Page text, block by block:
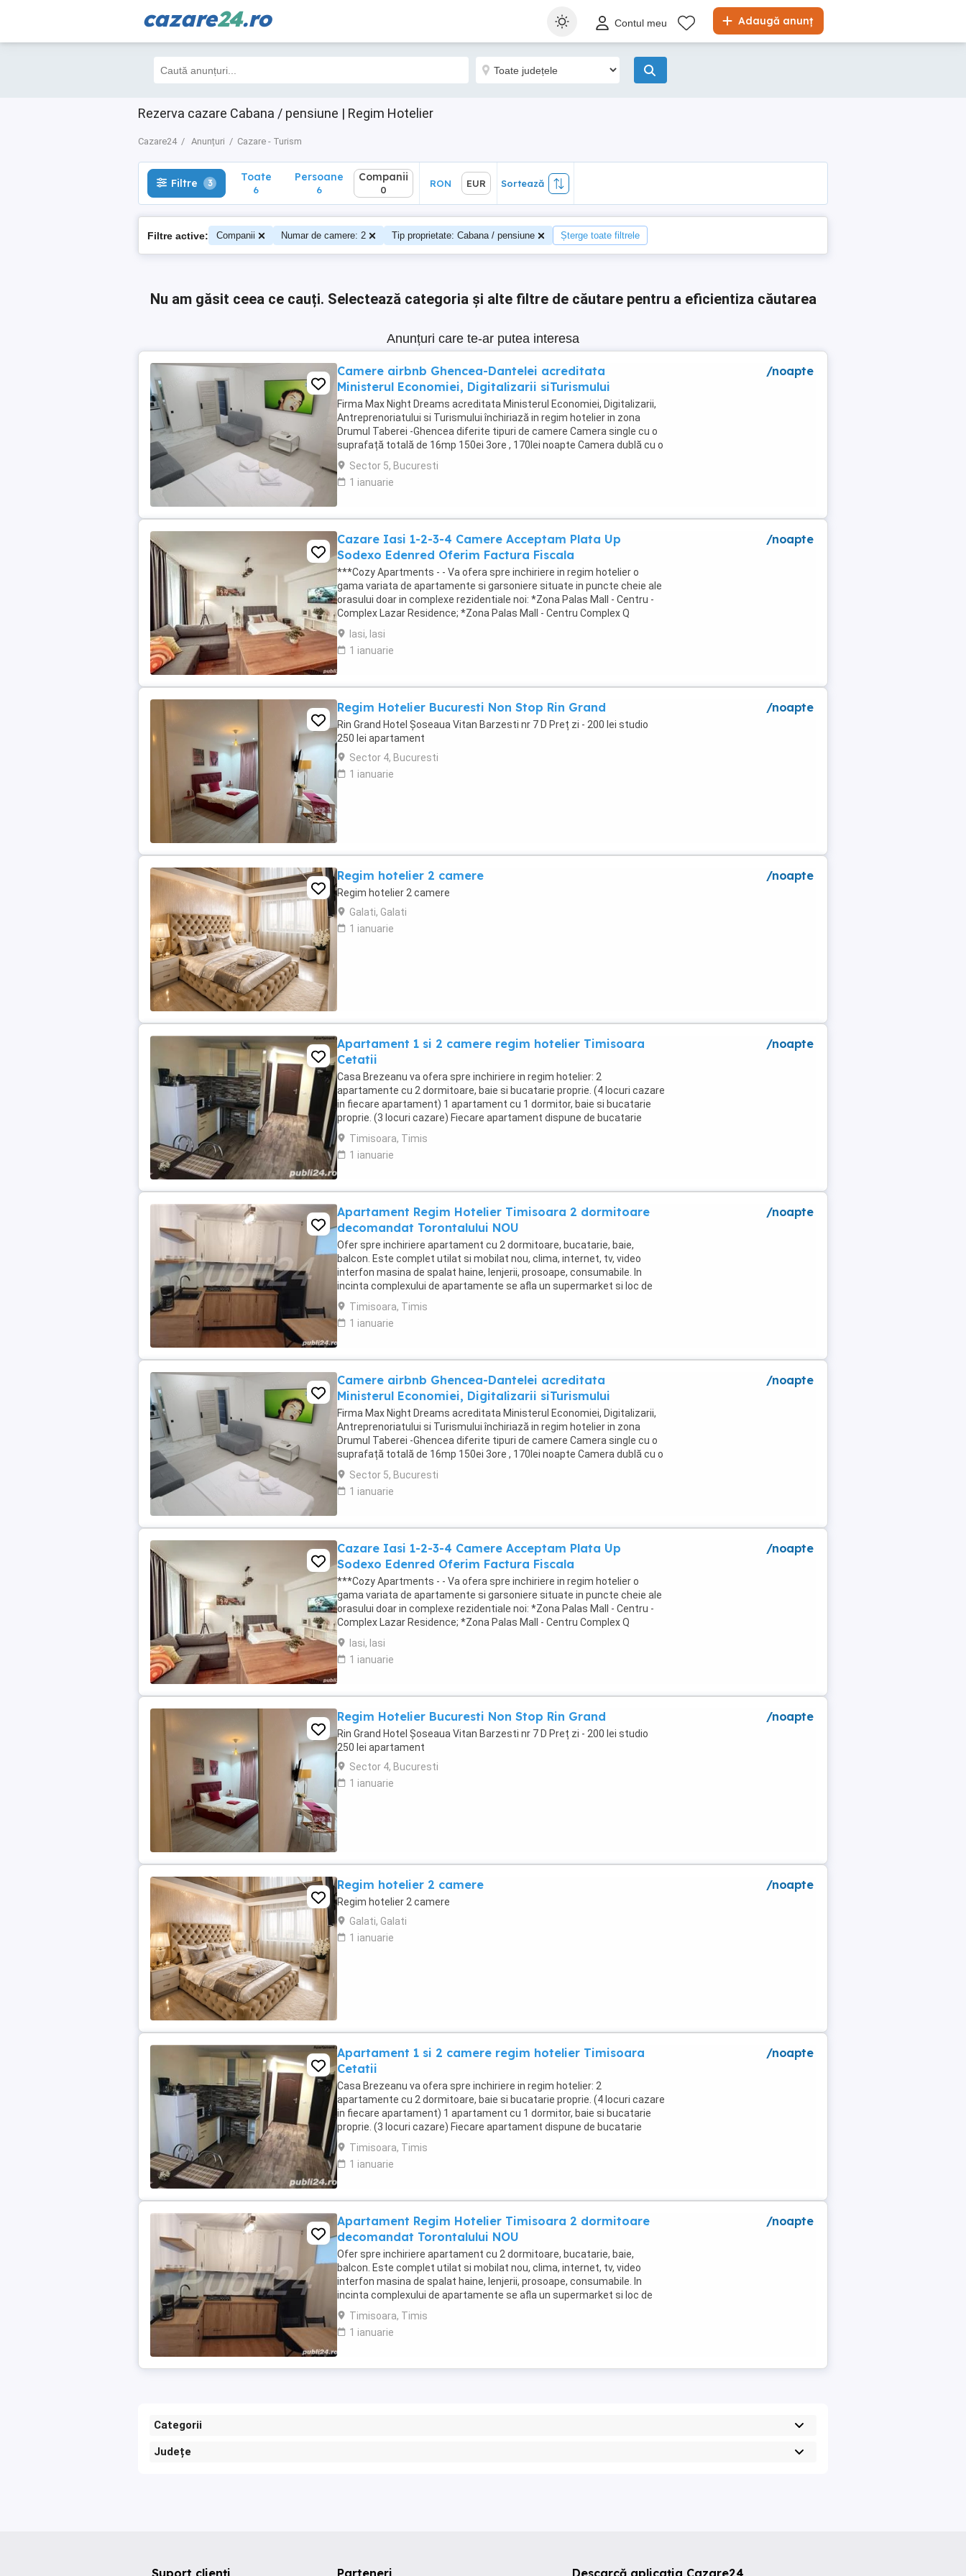
cazare24.ro Adaugă anunț
Contul meu
Rezerva cazare Cabana / pensiune | Regim Hotelier
Cazare24 Anunțuri Cazare - Turism
Filtre 3 Toate
6
Filtre 3 Toate
6
Persoane
6
Companii
0
RON EUR Sortează
Filtre active: Companii Numar de camere: 2 Tip proprietate: Cabana / pensiune Șterge toate filtrele
Nu am găsit ceea ce cauți. Selectează categoria și alte filtre de căutare pentru a eficientiza căutarea
Anunțuri care te-ar putea interesa
Camere airbnb Ghencea-Dantelei acreditata
Ministerul Economiei, Digitalizarii siTurismului
Firma Max Night Dreams acreditata Ministerul Economiei, Digitalizarii,
Antreprenoriatului si Turismului închiriază in regim hotelier in zona
Drumul Taberei -Ghencea diferite tipuri de camere Camera single cu o
suprafață totală de 16mp 150ei 3ore , 170lei noapte Camera dublă cu o
suprafață totală de ...
Sector 5, Bucuresti
1 ianuarie
/noapte
Cazare Iasi 1-2-3-4 Camere Acceptam Plata Up
Sodexo Edenred Oferim Factura Fiscala
***Cozy Apartments - - Va ofera spre inchiriere in regim hotelier o
gama variata de apartamente si garsoniere situate in puncte cheie ale
orasului doar in complexe rezidentiale noi: *Zona Palas Mall - Centru -
Complex Lazar Residence; *Zona Palas Mall - Centru Complex Q
Residence; *Zona Palas Mall - ...
Iasi, Iasi
1 ianuarie
/noapte
Regim Hotelier Bucuresti Non Stop Rin Grand
Rin Grand Hotel Șoseaua Vitan Barzesti nr 7 D Preț zi - 200 lei studio
250 lei apartament
Sector 4, Bucuresti
1 ianuarie
/noapte
Regim hotelier 2 camere
Regim hotelier 2 camere
Galati, Galati
1 ianuarie
/noapte
Apartament 1 si 2 camere regim hotelier Timisoara
Cetatii
Casa Brezeanu va ofera spre inchiriere in regim hotelier: 2
apartamente cu 2 dormitoare, baie si bucatarie proprie. (4 locuri cazare
in fiecare apartament) 1 apartament cu 1 dormitor, baie si bucatarie
proprie. (3 locuri cazare) Fiecare apartament dispune de bucatarie
complet utilata,baie cu cabina ...
Timisoara, Timis
1 ianuarie
/noapte
Apartament Regim Hotelier Timisoara 2 dormitoare
decomandat Torontalului NOU
Ofer spre inchiriere apartament cu 2 dormitoare, bucatarie, baie,
balcon. Este complet utilat si mobilat nou, clima, internet, tv, video
interfon masina de spalat haine, lenjerii, prosoape, consumabile. In
incinta complexului de apartamente se afla un supermarket si loc de
joaca pentru copii. Apartamentul ...
Timisoara, Timis
1 ianuarie
/noapte
Camere airbnb Ghencea-Dantelei acreditata
Ministerul Economiei, Digitalizarii siTurismului
Firma Max Night Dreams acreditata Ministerul Economiei, Digitalizarii,
Antreprenoriatului si Turismului închiriază in regim hotelier in zona
Drumul Taberei -Ghencea diferite tipuri de camere Camera single cu o
suprafață totală de 16mp 150ei 3ore , 170lei noapte Camera dublă cu o
suprafață totală de ...
Sector 5, Bucuresti
1 ianuarie
/noapte
Cazare Iasi 1-2-3-4 Camere Acceptam Plata Up
Sodexo Edenred Oferim Factura Fiscala
***Cozy Apartments - - Va ofera spre inchiriere in regim hotelier o
gama variata de apartamente si garsoniere situate in puncte cheie ale
orasului doar in complexe rezidentiale noi: *Zona Palas Mall - Centru -
Complex Lazar Residence; *Zona Palas Mall - Centru Complex Q
Residence; *Zona Palas Mall - ...
Iasi, Iasi
1 ianuarie
/noapte
Regim Hotelier Bucuresti Non Stop Rin Grand
Rin Grand Hotel Șoseaua Vitan Barzesti nr 7 D Preț zi - 200 lei studio
250 lei apartament
Sector 4, Bucuresti
1 ianuarie
/noapte
Regim hotelier 2 camere
Regim hotelier 2 camere
Galati, Galati
1 ianuarie
/noapte
Apartament 1 si 2 camere regim hotelier Timisoara
Cetatii
Casa Brezeanu va ofera spre inchiriere in regim hotelier: 2
apartamente cu 2 dormitoare, baie si bucatarie proprie. (4 locuri cazare
in fiecare apartament) 1 apartament cu 1 dormitor, baie si bucatarie
proprie. (3 locuri cazare) Fiecare apartament dispune de bucatarie
complet utilata,baie cu cabina ...
Timisoara, Timis
1 ianuarie
/noapte
Apartament Regim Hotelier Timisoara 2 dormitoare
decomandat Torontalului NOU
Ofer spre inchiriere apartament cu 2 dormitoare, bucatarie, baie,
balcon. Este complet utilat si mobilat nou, clima, internet, tv, video
interfon masina de spalat haine, lenjerii, prosoape, consumabile. In
incinta complexului de apartamente se afla un supermarket si loc de
joaca pentru copii. Apartamentul ...
Timisoara, Timis
1 ianuarie
/noapte
Categorii
Județe
Descarcă aplicația Cazare24
Suport clienți Parteneri